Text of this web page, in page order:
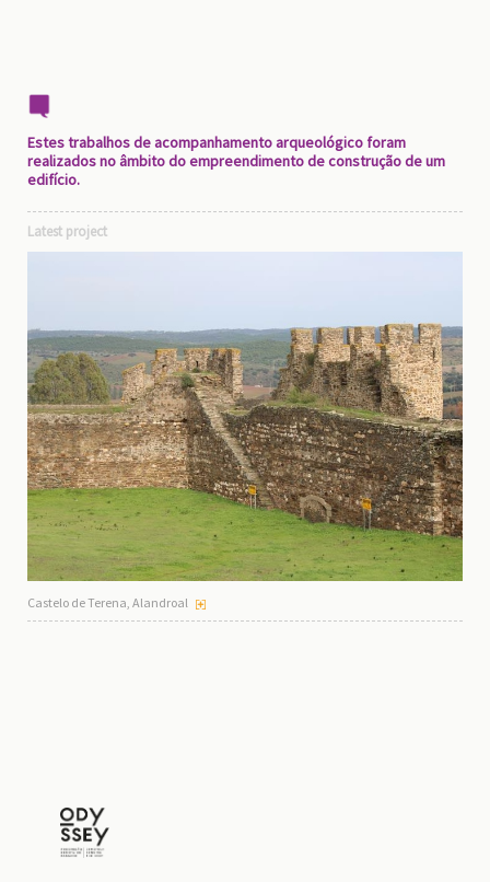
Estes trabalhos de acompanhamento arqueológico foram
realizados no âmbito do empreendimento de construção de um
edifício.
Latest project
Castelo de Terena, Alandroal